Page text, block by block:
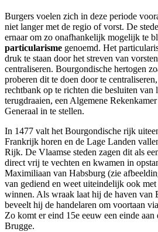
Burgers voelen zich in deze periode
niet langer met de regio of vorst. De
ernaar om zo onafhankelijk mogelijk te
particularisme genoemd. Het
druk te staan door het streven van
centraliseren. Bourgondische hertogen
proberen dit te doen door te
rechtbank op te richten die besluiten van
terugdraaien, een Algemene
Generaal in te stellen.
In 1477 valt het Bourgondische rijk
Frankrijk horen en de Lage Landen
Rijk. De Vlaamse steden zagen dit als
direct vrij te vechten en kwamen in
Maximiliaan van Habsburg (zie
van gediend en weet uiteindelijk ook
winnen. Als wraak laat hij de haven van
beveelt hij de handelaren om voortaan
Zo komt er eind 15e eeuw een einde aan
Brugge.